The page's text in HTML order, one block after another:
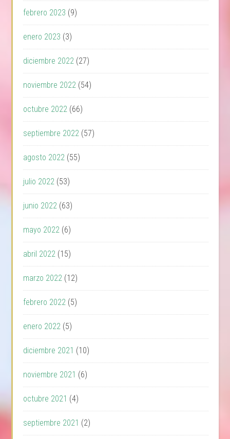
febrero 2023 (9)
enero 2023 (3)
diciembre 2022 (27)
noviembre 2022 (54)
octubre 2022 (66)
septiembre 2022 (57)
agosto 2022 (55)
julio 2022 (53)
junio 2022 (63)
mayo 2022 (6)
abril 2022 (15)
marzo 2022 (12)
febrero 2022 (5)
enero 2022 (5)
diciembre 2021 (10)
noviembre 2021 (6)
octubre 2021 (4)
septiembre 2021 (2)